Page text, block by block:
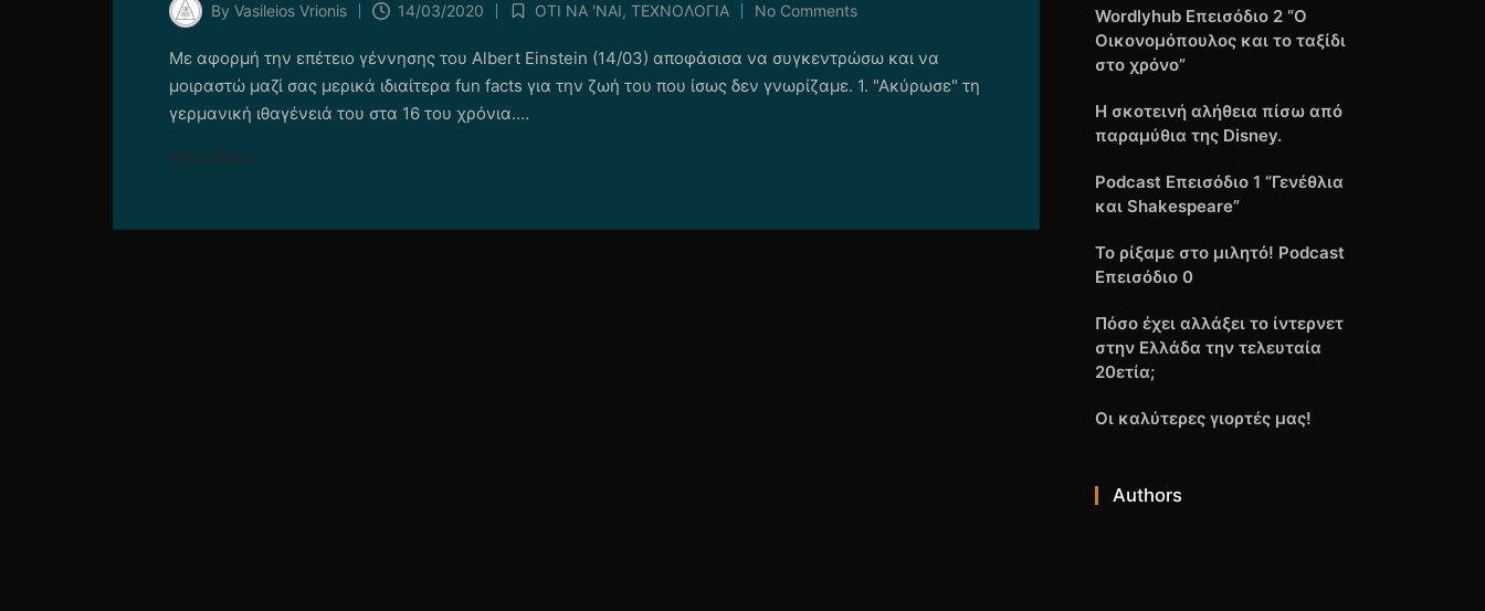
Posted
by
By Vasileios Vrionis 14/03/2020
Posted
ΟΤΙ ΝΑ 'ΝΑΙ, ΤΕΧΝΟΛΟΓΙΑ No Comments
Με αφορμή την επέτειο γέννησης του Albert Einstein (14/03) αποφάσισα να συγκεντρώσω και να
μοιραστώ μαζί σας μερικά ιδιαίτερα fun facts για την ζωή του που ίσως δεν γνωρίζαμε. 1. "Ακύρωσε" τη
γερμανική ιθαγένειά του στα 16 του χρόνια.…
Read More
Wordlyhub Επεισόδιο 2 “Ο
Οικονομόπουλος και το ταξίδι
στο χρόνο”
Η σκοτεινή αλήθεια πίσω από
παραμύθια της Disney.
Podcast Επεισόδιο 1 “Γενέθλια
και Shakespeare”
Το ρίξαμε στο μιλητό! Podcast
Επεισόδιο 0
Πόσο έχει αλλάξει το ίντερνετ
στην Ελλάδα την τελευταία
20ετία;
Οι καλύτερες γιορτές μας!
Authors